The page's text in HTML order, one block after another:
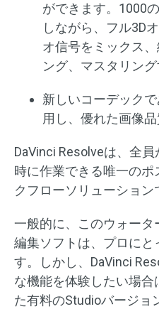
ができます。1000
しながら、フル3D
オ信号をミックス
ング、マスタリン
新しいコーデック
用し、優れた画像
DaVinci Resolveは、全
時に作業できる唯一の
クフローソリューション
一般的に、このウォー
編集ソフトは、プロにと
す。しかし、DaVinci
な機能を体験したい場
た有料のStudioバージョ